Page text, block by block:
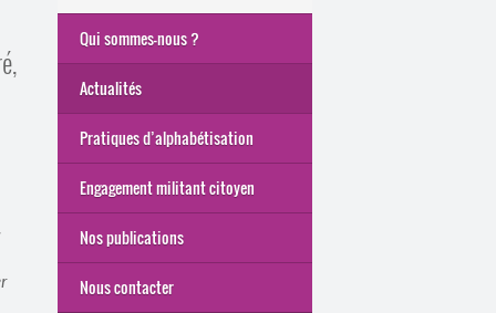
Qui sommes-nous ?
Actualités
Pratiques d’alphabétisation
Engagement militant citoyen
Nos publications
Nous contacter